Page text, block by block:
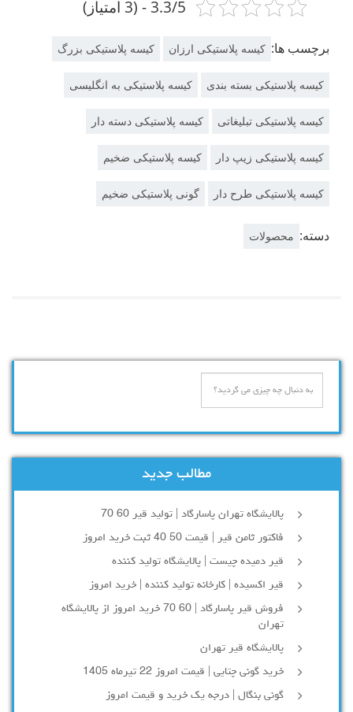
3.3/5 - (3 امتیاز)
برچسب ها: کیسه پلاستیکی ارزان کیسه پلاستیکی بزرگ
کیسه پلاستیکی بسته بندی کیسه پلاستیکی به انگلیسی
کیسه پلاستیکی تبلیغاتی کیسه پلاستیکی دسته دار
کیسه پلاستیکی زیپ دار کیسه پلاستیکی ضخیم
کیسه پلاستیکی طرح دار گونی پلاستیکی ضخیم
دسته: محصولات
مطالب جدید
پالایشگاه تهران پاسارگاد | تولید قیر 60 70
فاکتور ثامن قیر | قیمت 50 40 ثبت خرید امروز
قیر دمیده چیست | پالایشگاه تولید کننده
قیر اکسیده | کارخانه تولید کننده | خرید امروز
فروش قیر پاسارگاد | 60 70 خرید امروز از پالایشگاه
تهران
پالایشگاه قیر تهران
خرید گونی چتایی | قیمت امروز 22 تیرماه 1405
گونی بنگال | درجه یک خرید و قیمت امروز